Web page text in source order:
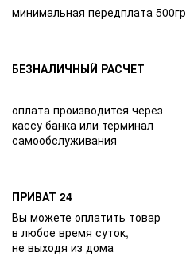
минимальная передплата 500гр
БЕЗНАЛИЧНЫЙ РАСЧЕТ
оплата производится через
кассу банка или терминал
самообслуживания
ПРИВАТ 24
Вы можете оплатить товар
в любое время суток,
не выходя из дома